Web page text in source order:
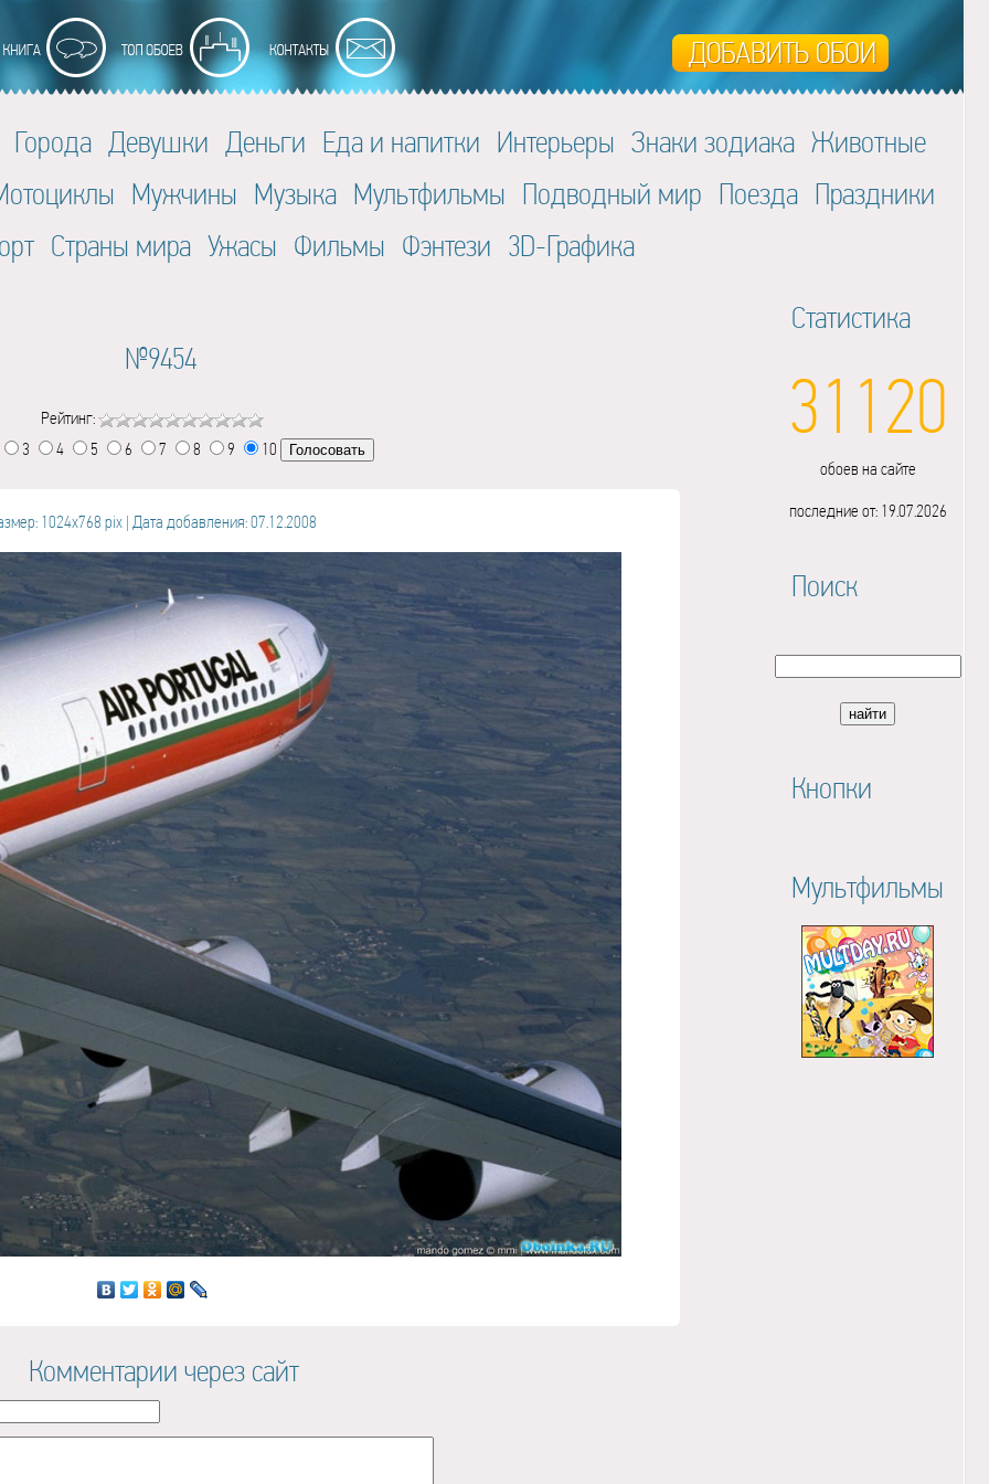
Города Девушки Деньги Еда и напитки Интерьеры Знаки зодиака Животные
Мужчины Музыка Мультфильмы Подводный мир Поезда Праздники
Страны мира Ужасы Фильмы Фэнтези 3D-Графика
№9454
Рейтинг:
3
4 5 6 7 8 9 10
1024x768 pix | Дата добавления: 07.12.2008
Комментарии через сайт
Статистика
31120
обоев на сайте
последние от: 19.07.2026
Поиск
Кнопки
Мультфильмы